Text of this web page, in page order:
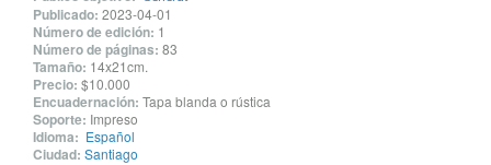
Publicado: 2023-04-01
Número de edición: 1
Número de páginas: 83
Tamaño: 14x21cm.
Precio: $10.000
Encuadernación: Tapa blanda o rústica
Soporte: Impreso
Idioma: Español
Ciudad: Santiago